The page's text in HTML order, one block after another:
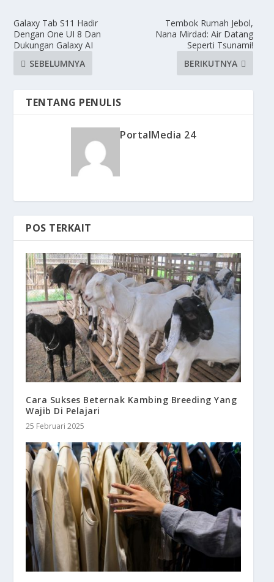
Galaxy Tab S11 Hadir
Dengan One UI 8 Dan
Dukungan Galaxy AI
SEBELUMNYA
Tembok Rumah Jebol,
Nana Mirdad: Air Datang
Seperti Tsunami!
BERIKUTNYA
TENTANG PENULIS
PortalMedia 24
POS TERKAIT
Cara Sukses Beternak Kambing Breeding Yang
Wajib Di Pelajari
25 Februari 2025